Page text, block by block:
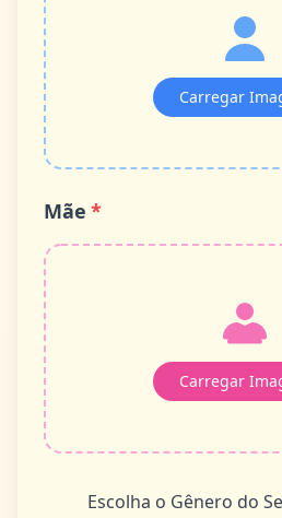
Carregar
Mãe *
Carregar
Escolha o Gênero do